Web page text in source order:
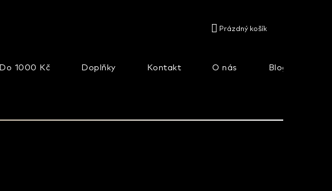
NÁKUPNÍ
Prázdný košík
Do 1000 Kč Doplňky Kontakt O nás Blog